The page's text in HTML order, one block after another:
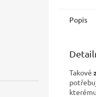
Popis
Takové